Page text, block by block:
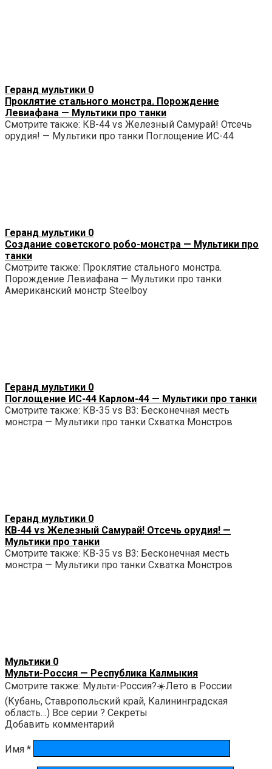
Геранд мультики 0
Проклятие стального монстра. Порождение
Левиафана — Мультики про танки
Смотрите также: КВ-44 vs Железный Самурай! Отсечь
орудия! — Мультики про танки Поглощение ИС-44
Геранд мультики 0
Создание советского робо-монстра — Мультики про
танки
Смотрите также: Проклятие стального монстра.
Порождение Левиафана — Мультики про танки
Американский монстр Steelboy
Геранд мультики 0
Поглощение ИС-44 Карлом-44 — Мультики про танки
Смотрите также: КВ-35 vs B3: Бесконечная месть
монстра — Мультики про танки Схватка Монстров
Геранд мультики 0
КВ-44 vs Железный Самурай! Отсечь орудия! —
Мультики про танки
Смотрите также: КВ-35 vs B3: Бесконечная месть
монстра — Мультики про танки Схватка Монстров
Мультики 0
Мульти-Россия — Республика Калмыкия
Смотрите также: Мульти-Россия?☀️Лето в России
(Кубань, Ставропольский край, Калининградская
область…) Все серии ? Секреты
Добавить комментарий
Имя *